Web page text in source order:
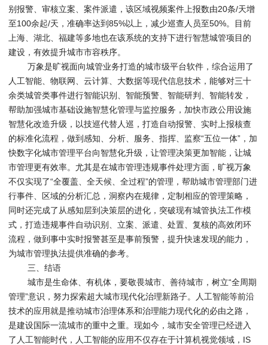
别报警、审核立案、案件派遣，该区域视频案件上报数由20条/天增
至100余起/天，准确率达到85%以上，减少巡查人员至50%。目前
上海、湖北、福建等多地也在该系统的支持下进行智慧城管项目的
建设，有效提升城市市容秩序。
万象是旷视面向城管业务打造的城市级平台软件，综合运用了
人工智能、物联网、云计算、大数据等现代信息技术，能够对三十
余类城管类事件进行智能识别、智能预警、智能研判、智能转发，
帮助加强城市基础设施智慧化管理与监控服务，加快市政公用设施
智慧化改造升级，以技巡代替人巡，打造自动报警、实时上报核查
的标准化流程，做到感知、分析、服务、指挥、监察“五位一体”，加
快数字化城市管理平台向智慧化升级，让管理决策更加智能，让城
市管理更有效率。尤其是在城市管理违规事件处理方面，旷视万象
不仅实现了“全覆盖、全天候、全过程”的管理，帮助城市管理部门进
行事件、区域的分析汇总，洞察内在规律，定制相应的管理策略，
同时还完成了从感知层到决策层的进化，突破现有城管执法工作模
式，打造违规事件自动识别、立案、派遣、处置、复核的高效闭环
流程，做到事中实时报警甚至是事前预警，提升快速发现的能力，
为城市管理执法提供准确的参考。
三、结语
城市是生命体、有机体，要敬畏城市、善待城市，树立“全周期
管理”意识，努力探索超大城市现代化治理新路子。人工智能等前沿
技术的应用就是推动城市治理体系和治理能力现代化的必由之路，
是建设国际一流城市的重中之重。现如今，城市安全管理已经进入
了人工智能时代，人工智能的应用不仅存在于计算机视觉领域，IS